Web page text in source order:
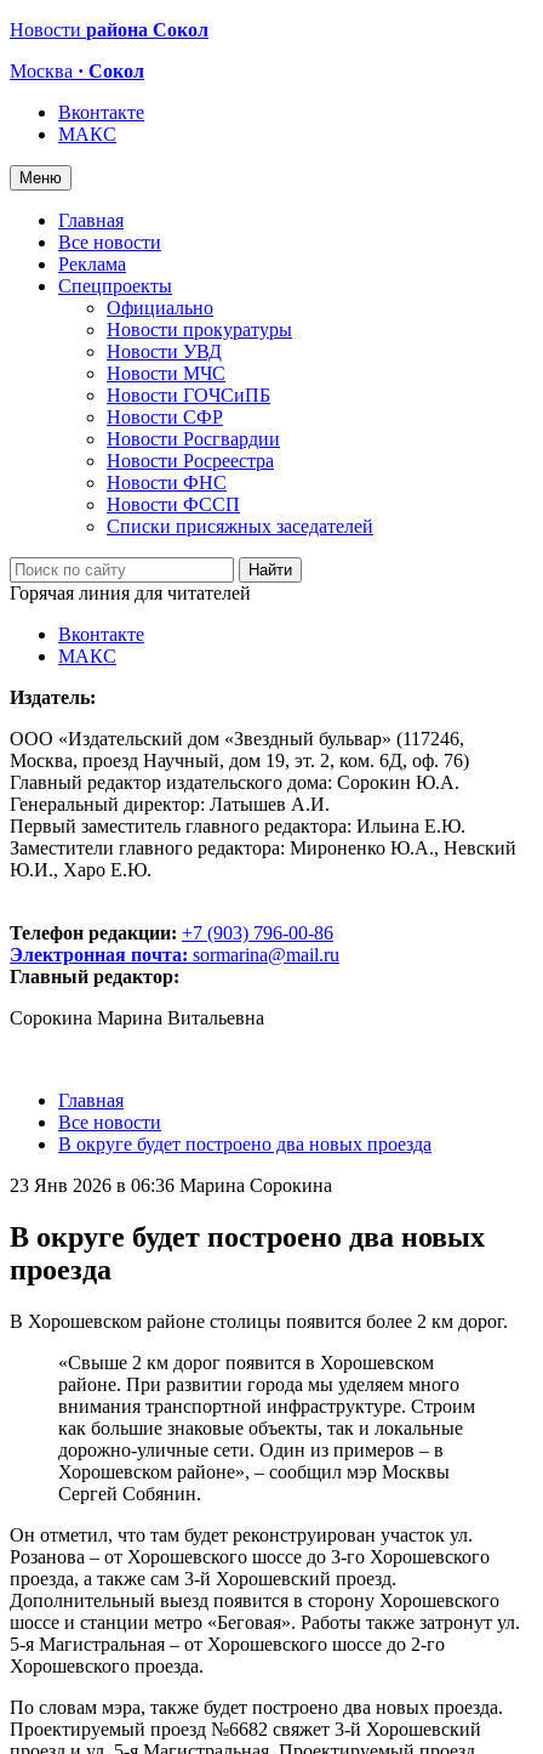
Новости района Сокол
Москва · Сокол
Вконтакте
МАКС
Меню
Главная
Все новости
Реклама
Спецпроекты
Официально
Новости прокуратуры
Новости УВД
Новости МЧС
Новости ГОЧСиПБ
Новости СФР
Новости Росгвардии
Новости Росреестра
Новости ФНС
Новости ФССП
Списки присяжных заседателей
Горячая линия для читателей
Вконтакте
МАКС
Издатель:
ООО «Издательский дом «Звездный бульвар» (117246,
Москва, проезд Научный, дом 19, эт. 2, ком. 6Д, оф. 76)
Главный редактор издательского дома: Сорокин Ю.А.
Генеральный директор: Латышев А.И.
Первый заместитель главного редактора: Ильина Е.Ю.
Заместители главного редактора: Мироненко Ю.А., Невский
Ю.И., Харо Е.Ю.
Телефон редакции: +7 (903) 796-00-86
Электронная почта: sormarina@mail.ru
Главный редактор:
Сорокина Марина Витальевна
Главная
Все новости
В округе будет построено два новых проезда
23 Янв 2026 в 06:36 Марина Сорокина
В округе будет построено два новых
проезда
В Хорошевском районе столицы появится более 2 км дорог.
«Свыше 2 км дорог появится в Хорошевском
районе. При развитии города мы уделяем много
внимания транспортной инфраструктуре. Строим
как большие знаковые объекты, так и локальные
дорожно-уличные сети. Один из примеров – в
Хорошевском районе», – сообщил мэр Москвы
Сергей Собянин.
Он отметил, что там будет реконструирован участок ул.
Розанова – от Хорошевского шоссе до 3-го Хорошевского
проезда, а также сам 3-й Хорошевский проезд.
Дополнительный выезд появится в сторону Хорошевского
шоссе и станции метро «Беговая». Работы также затронут ул.
5-я Магистральная – от Хорошевского шоссе до 2-го
Хорошевского проезда.
По словам мэра, также будет построено два новых проезда.
Проектируемый проезд №6682 свяжет 3-й Хорошевский